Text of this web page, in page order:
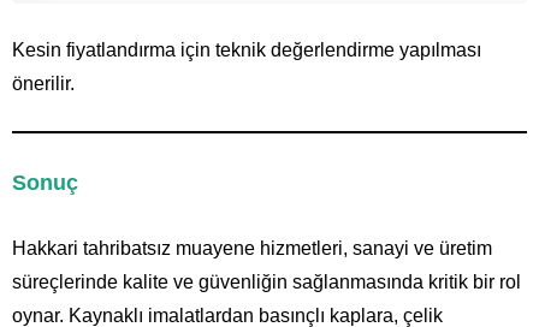
Kesin fiyatlandırma için teknik değerlendirme yapılması
önerilir.
Sonuç
Hakkari tahribatsız muayene hizmetleri, sanayi ve üretim
süreçlerinde kalite ve güvenliğin sağlanmasında kritik bir rol
oynar. Kaynaklı imalatlardan basınçlı kaplara, çelik